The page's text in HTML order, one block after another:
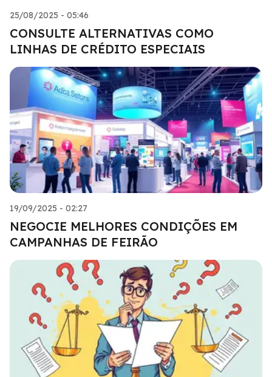
25/08/2025 - 05:46
CONSULTE ALTERNATIVAS COMO
LINHAS DE CRÉDITO ESPECIAIS
19/09/2025 - 02:27
NEGOCIE MELHORES CONDIÇÕES EM
CAMPANHAS DE FEIRÃO